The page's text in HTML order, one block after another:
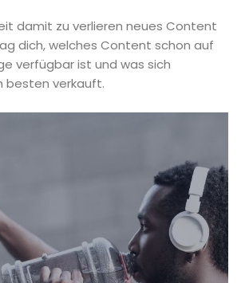
damit zu verlieren neues Content
dich, welches Content schon auf
verfügbar ist und was sich
besten verkauft.